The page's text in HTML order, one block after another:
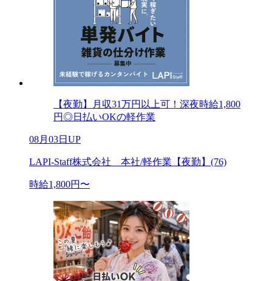
【夜勤】月収31万円以上可！深夜時給1,800
円◎日払いOKの軽作業
08月03日UP
LAPI-Staff株式会社 本社/軽作業【夜勤】(76)
時給1,800円〜